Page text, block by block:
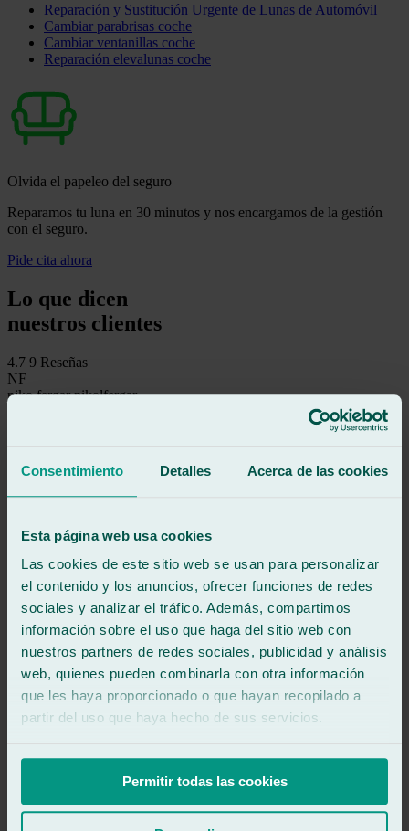
Consentimiento Detalles Acerca de las cookies
Esta página web usa cookies
Las cookies de este sitio web se usan para personalizar
el contenido y los anuncios, ofrecer funciones de redes
sociales y analizar el tráfico. Además, compartimos
información sobre el uso que haga del sitio web con
nuestros partners de redes sociales, publicidad y análisis
web, quienes pueden combinarla con otra información
que les haya proporcionado o que hayan recopilado a
partir del uso que haya hecho de sus servicios.
Permitir todas las cookies
Reparación y Sustitución Urgente de Lunas de Automóvil
Cambiar parabrisas coche
Cambiar ventanillas coche
Reparación elevalunas coche
Olvida el papeleo del seguro
Reparamos tu luna en 30 minutos y nos encargamos de la gestión
con el seguro.
Pide cita ahora
Lo que dicen
nuestros clientes
4.7 9 Reseñas
NF
niko fergar nikolfergar
Gran servicio me cambiaron la luna de mi coche, la señora muy
RB
richard b
Reseña de
Google
/5· Hace 2 años
Ver reseña
Uitstekende werkplaats voor voorruit problemen. Snelle hulp en
kwalitatief goed. Een klein minpunt is de zwaar lopende schuifdeur
om binnen te komen.
Ver reseña
/5
Rápido y fácil